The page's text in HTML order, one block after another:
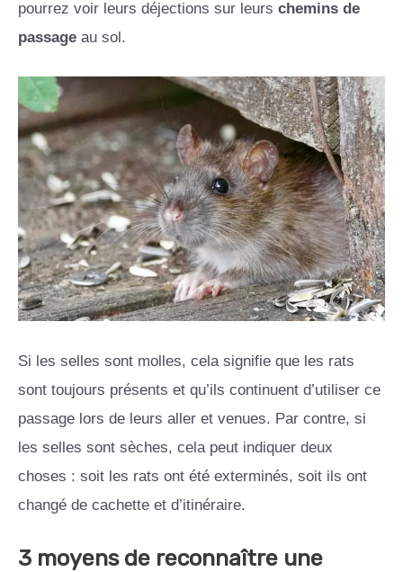
pourrez voir leurs déjections sur leurs chemins de
passage au sol.
Si les selles sont molles, cela signifie que les rats
sont toujours présents et qu’ils continuent d’utiliser ce
passage lors de leurs aller et venues. Par contre, si
les selles sont sèches, cela peut indiquer deux
choses : soit les rats ont été exterminés, soit ils ont
changé de cachette et d’itinéraire.
3 moyens de reconnaître une